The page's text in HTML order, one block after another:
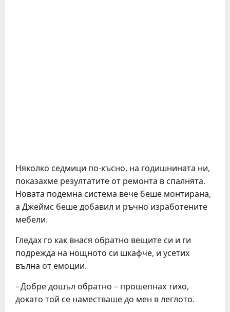
Няколко седмици по-късно, на годишнината ни,
показахме резултатите от ремонта в спалнята.
Новата подемна система вече беше монтирана,
а Джеймс беше добавил и ръчно изработените
мебели.
Гледах го как внася обратно вещите си и ги
подрежда на нощното си шкафче, и усетих
вълна от емоции.
– Добре дошъл обратно – прошепнах тихо,
докато той се наместваше до мен в леглото.